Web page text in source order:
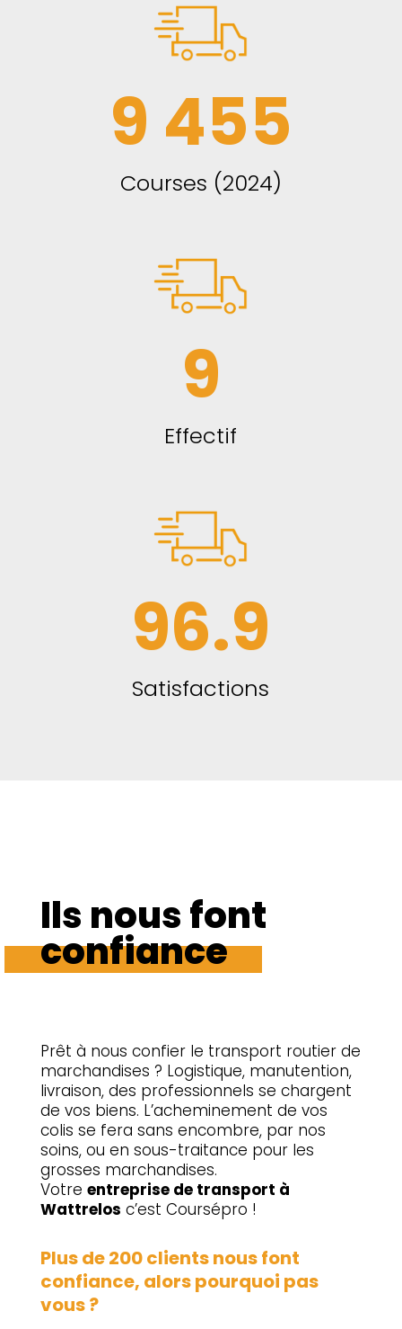
9 455
Courses (2024)
9
Effectif
96.9
Satisfactions
Ils nous font
confiance
Prêt à nous confier le transport routier de
marchandises ? Logistique, manutention,
livraison, des professionnels se chargent
de vos biens. L’acheminement de vos
colis se fera sans encombre, par nos
soins, ou en sous-traitance pour les
grosses marchandises.
Votre entreprise de transport à
Wattrelos c’est Coursépro !
Plus de 200 clients nous font
confiance, alors pourquoi pas
vous ?